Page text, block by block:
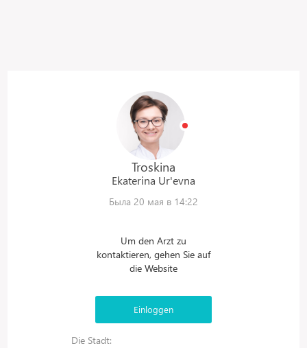
Troskina
Ekaterina Ur'evna
Была 20 мая в 14:22
Um den Arzt zu
kontaktieren, gehen Sie auf
die Website
Einloggen
Die Stadt: